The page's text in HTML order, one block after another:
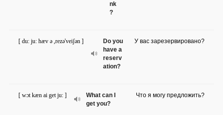
nk
?
Do you
have a
reserv
ation?
[ du: ju: hæv ə ,rezə'veiʃən ] У вас зарезервировано?
What can I
get you?
[ wɔt kæn ai get ju: ] Что я могу предложить?